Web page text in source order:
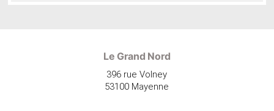
Le Grand Nord
396 rue Volney
53100 Mayenne